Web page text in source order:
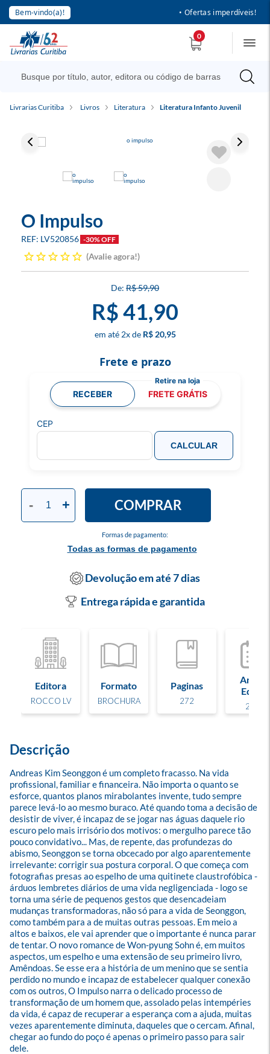
Bem-vindo(a)! • Ofertas imperdíveis!
0
Livrarias Curitiba Livros Literatura Literatura Infanto Juvenil
O Impulso
LV520856 -30% OFF
Avalie agora!
R$ 59,90
R$ 41,90
2x R$ 20,95
Formas de pagamento:
Todas as formas de pagamento
- + COMPRAR
Frete e prazo
RECEBER FRETE GRÁTIS
CEP
CALCULAR
Devolução em até 7 dias
Entrega rápida e garantida
Editora
ROCCO LV
Formato
BROCHURA
Paginas
272
Ano de
Edição
2024
Descrição
Andreas Kim Seonggon é um completo fracasso. Na vida
profissional, familiar e financeira. Não importa o quanto se
esforce, quantos planos mirabolantes invente, tudo sempre
parece levá-lo ao mesmo buraco. Até quando toma a decisão de
desistir de viver, é incapaz de se jogar nas águas daquele rio
escuro pelo mais irrisório dos motivos: o mergulho parece tão
pouco convidativo... Mas, de repente, das profundezas do
abismo, Seonggon se torna obcecado por algo aparentemente
irrelevante: corrigir sua postura corporal. O que começa com
fotografias presas ao espelho de uma quitinete claustrofóbica -
árduos lembretes diários de uma vida negligenciada - logo se
torna uma série de pequenos gestos que desencadeiam
mudanças transformadoras, não só para a vida de Seonggon,
como também para a de muitas outras pessoas. Em meio a
altos e baixos, ele vai aprender que o importante é nunca parar
de tentar. O novo romance de Won-pyung Sohn é, em muitos
aspectos, um espelho e uma extensão de seu primeiro livro,
Amêndoas. Se esse era a história de um menino que se sentia
perdido no mundo e incapaz de estabelecer qualquer conexão
com os outros, O Impulso narra o delicado processo de
transformação de um homem que, assolado pelas intempéries
da vida, é capaz de recuperar a esperança com a ajuda, muitas
vezes aparentemente diminuta, daqueles que o cercam. Afinal,
chegar ao fundo do poço é apenas o primeiro passo para sair
dele.